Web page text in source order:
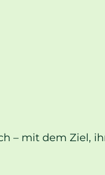
– mit dem Ziel,